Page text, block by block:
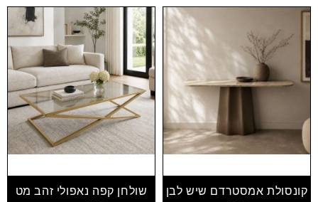
קונסולת אמסטרדם שיש לבן
שולחן קפה נאפולי זהב מט